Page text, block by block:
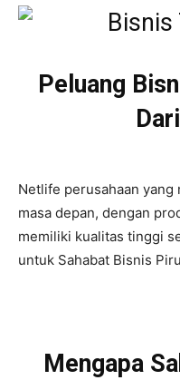
Peluang
Netlife perusahaan yang
masa depan, dengan
memiliki kualitas tinggi
untuk Sahabat Bisnis
Mengapa